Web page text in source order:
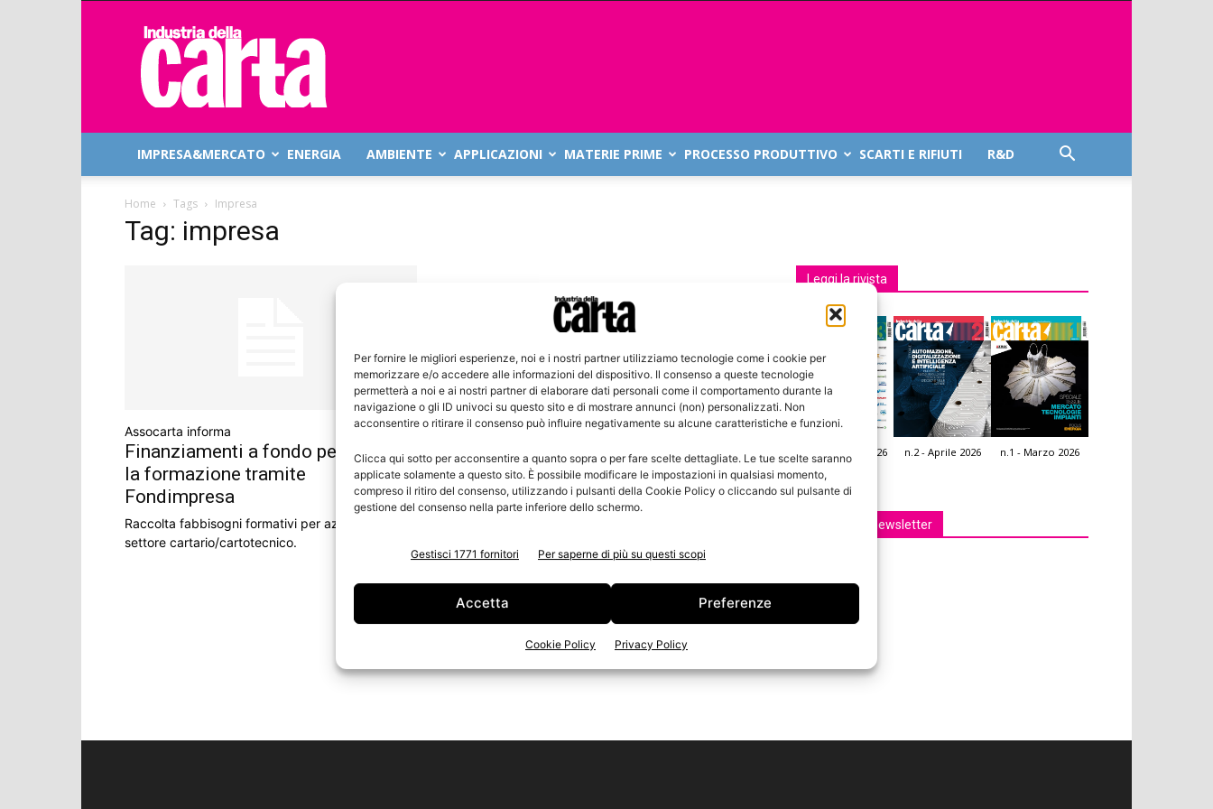
Per fornire le migliori esperienze, noi e i nostri partner utilizziamo tecnologie come i cookie per
memorizzare e/o accedere alle informazioni del dispositivo. Il consenso a queste tecnologie
permetterà a noi e ai nostri partner di elaborare dati personali come il comportamento durante la
navigazione o gli ID univoci su questo sito e di mostrare annunci (non) personalizzati. Non
acconsentire o ritirare il consenso può influire negativamente su alcune caratteristiche e funzioni.
Clicca qui sotto per acconsentire a quanto sopra o per fare scelte dettagliate. Le tue scelte saranno
applicate solamente a questo sito. È possibile modificare le impostazioni in qualsiasi momento,
compreso il ritiro del consenso, utilizzando i pulsanti della Cookie Policy o cliccando sul pulsante di
gestione del consenso nella parte inferiore dello schermo.
Gestisci 1771 fornitori Per saperne di più su questi scopi
Accetta Preferenze
Cookie Policy Privacy Policy
Industria
della
Carta
IMPRESA&MERCATO ENERGIA AMBIENTE APPLICAZIONI MATERIE PRIME PROCESSO PRODUTTIVO SCARTI E RIFIUTI R&D
Home Tags Impresa
Tag: impresa
Assocarta informa
Finanziamenti a fondo perduto per
la formazione tramite
Fondimpresa
Raccolta fabbisogni formativi per aziende del
settore cartario/cartotecnico.
Leggi la rivista
n.3 - Giugno 2026 n.2 - Aprile 2026 n.1 - Marzo 2026
Edicola Web
Iscriviti alla newsletter